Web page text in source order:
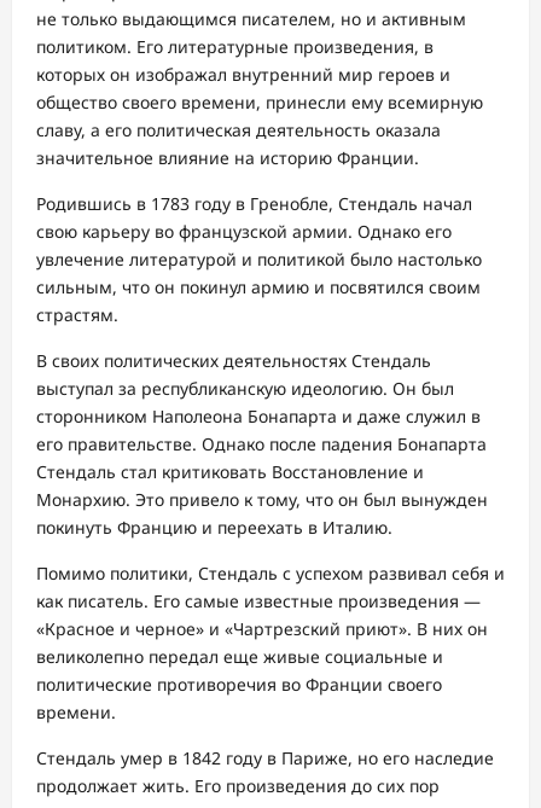
не только выдающимся писателем, но и активным
политиком. Его литературные произведения, в
которых он изображал внутренний мир героев и
общество своего времени, принесли ему всемирную
славу, а его политическая деятельность оказала
значительное влияние на историю Франции.
Родившись в 1783 году в Гренобле, Стендаль начал
свою карьеру во французской армии. Однако его
увлечение литературой и политикой было настолько
сильным, что он покинул армию и посвятился своим
страстям.
В своих политических деятельностях Стендаль
выступал за республиканскую идеологию. Он был
сторонником Наполеона Бонапарта и даже служил в
его правительстве. Однако после падения Бонапарта
Стендаль стал критиковать Восстановление и
Монархию. Это привело к тому, что он был вынужден
покинуть Францию и переехать в Италию.
Помимо политики, Стендаль с успехом развивал себя и
как писатель. Его самые известные произведения —
«Красное и черное» и «Чартрезский приют». В них он
великолепно передал еще живые социальные и
политические противоречия во Франции своего
времени.
Стендаль умер в 1842 году в Париже, но его наследие
продолжает жить. Его произведения до сих пор